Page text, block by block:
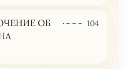
ОБ
104